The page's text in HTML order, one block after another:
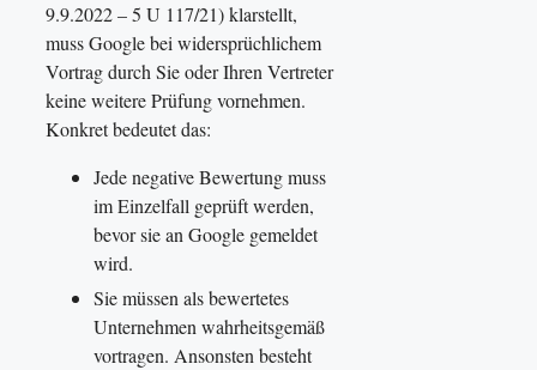
9.9.2022 – 5 U 117/21) klarstellt,
muss Google bei widersprüchlichem
Vortrag durch Sie oder Ihren Vertreter
keine weitere Prüfung vornehmen.
Konkret bedeutet das:
Jede negative Bewertung muss
im Einzelfall geprüft werden,
bevor sie an Google gemeldet
wird.
Sie müssen als bewertetes
Unternehmen wahrheitsgemäß
vortragen. Ansonsten besteht